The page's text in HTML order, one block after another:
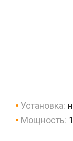
Установка:
Мощность: